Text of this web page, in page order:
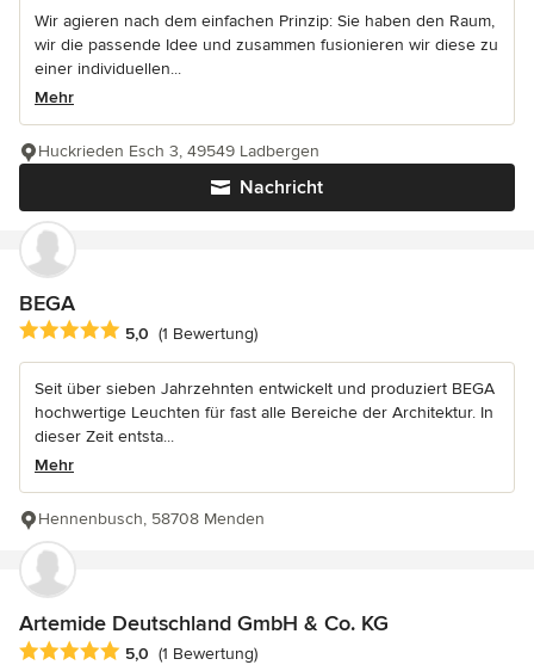
Wir agieren nach dem einfachen Prinzip: Sie haben den Raum,
wir die passende Idee und zusammen fusionieren wir diese zu
einer individuellen...
Mehr
Nachricht
Huckrieden Esch 3, 49549 Ladbergen
BEGA
Durchschnittliche Bewertung: 5 von 5 Sternen
5,0 (1 Bewertung)
Seit über sieben Jahrzehnten entwickelt und produziert BEGA
hochwertige Leuchten für fast alle Bereiche der Architektur. In
dieser Zeit entsta...
Mehr
Hennenbusch, 58708 Menden
Artemide Deutschland GmbH & Co. KG
Durchschnittliche Bewertung: 5 von 5 Sternen
5,0 (1 Bewertung)